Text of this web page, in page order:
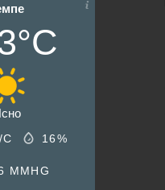
С 16%
MMHG